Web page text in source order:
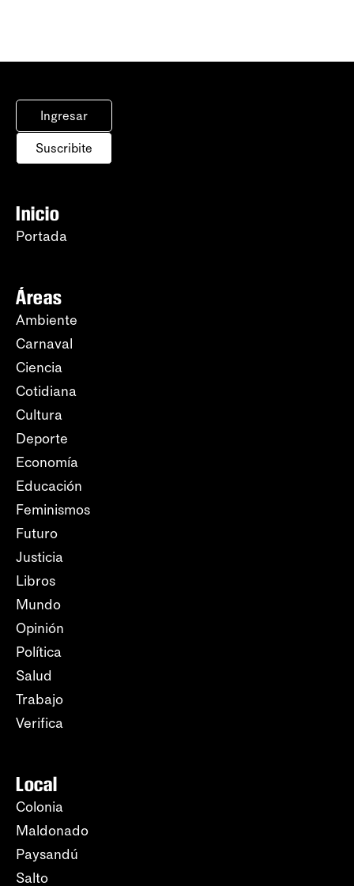
Ingresar
Suscribite
Inicio
Portada
Áreas
Ambiente
Carnaval
Ciencia
Cotidiana
Cultura
Deporte
Economía
Educación
Feminismos
Futuro
Justicia
Libros
Mundo
Opinión
Política
Salud
Trabajo
Verifica
Local
Colonia
Maldonado
Paysandú
Salto